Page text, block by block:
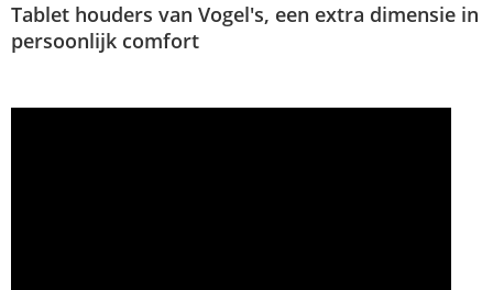
Tablet houders van Vogel's, een extra dimensie in
persoonlijk comfort